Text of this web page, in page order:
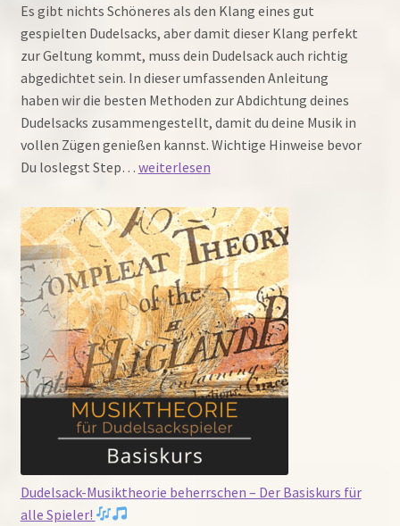
Es gibt nichts Schöneres als den Klang eines gut
gespielten Dudelsacks, aber damit dieser Klang perfekt
zur Geltung kommt, muss dein Dudelsack auch richtig
abgedichtet sein. In dieser umfassenden Anleitung
haben wir die besten Methoden zur Abdichtung deines
Dudelsacks zusammengestellt, damit du deine Musik in
vollen Zügen genießen kannst. Wichtige Hinweise bevor
Du loslegst Step… Schritt-
Schritt-
Anleitung:
So
dichtest
du
deinen
Dudelsack
professionell
ab
weiterlesen
Dudelsack-Musiktheorie beherrschen – Der Basiskurs für
alle Spieler!